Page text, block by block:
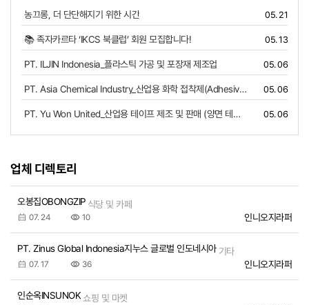
농끄롱, 더 단단해지기 위한 시간 05. 21
📚 족자카르타 ‘IKCS 북클럽’ 회원 모집합니다! 05. 13
PT. ILJIN Indonesia_플라스틱 가공 및 포장재 제조업 05. 06
PT. Asia Chemical Industry_산업용 화학 접착제(Adhesive) 제조 05. 06
PT. Yu Won United_산업용 테이프 제조 및 판매 (양면 테이프, 알루미늄 테이프, 크라프트 테이프, 스티키 폼 테이프 등) 05. 06
업체 디렉토리
오봉집OBONGZIP 식당 및 카페
인니오지라퍼
07. 24 10
PT. Zinus Global Indonesia지누스 글로벌 인도네시아 기타
인니오지라퍼
07. 17 36
인순옥INSUNOK 쇼핑 및 마켓